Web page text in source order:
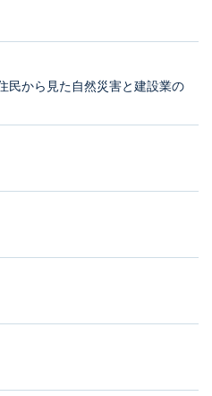
民から見た自然災害と建設業の